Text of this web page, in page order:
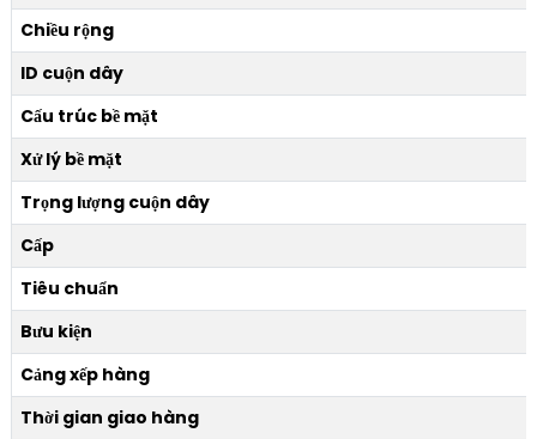
Chiều rộng
ID cuộn dây
Cấu trúc bề mặt
Xử lý bề mặt
Trọng lượng cuộn dây
Cấp
Tiêu chuẩn
Bưu kiện
Cảng xếp hàng
Thời gian giao hàng